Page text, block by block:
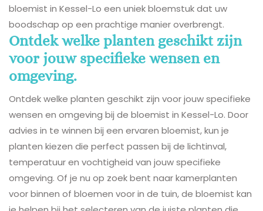
bloemist in Kessel-Lo een uniek bloemstuk dat uw
boodschap op een prachtige manier overbrengt.
Ontdek welke planten geschikt zijn
voor jouw specifieke wensen en
omgeving.
Ontdek welke planten geschikt zijn voor jouw specifieke
wensen en omgeving bij de bloemist in Kessel-Lo. Door
advies in te winnen bij een ervaren bloemist, kun je
planten kiezen die perfect passen bij de lichtinval,
temperatuur en vochtigheid van jouw specifieke
omgeving. Of je nu op zoek bent naar kamerplanten
voor binnen of bloemen voor in de tuin, de bloemist kan